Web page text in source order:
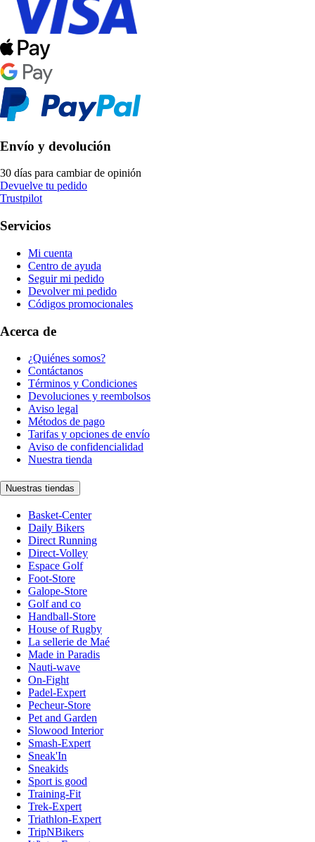
Envío y devolución
30 días para cambiar de opinión
Devuelve tu pedido
Trustpilot
Servicios
Mi cuenta
Centro de ayuda
Seguir mi pedido
Devolver mi pedido
Códigos promocionales
Acerca de
¿Quiénes somos?
Contáctanos
Términos y Condiciones
Devoluciones y reembolsos
Aviso legal
Métodos de pago
Tarifas y opciones de envío
Aviso de confidencialidad
Nuestra tienda
Nuestras tiendas
Basket-Center
Daily Bikers
Direct Running
Direct-Volley
Espace Golf
Foot-Store
Galope-Store
Golf and co
Handball-Store
House of Rugby
La sellerie de Maé
Made in Paradis
Nauti-wave
On-Fight
Padel-Expert
Pecheur-Store
Pet and Garden
Slowood Interior
Smash-Expert
Sneak'In
Sneakids
Sport is good
Training-Fit
Trek-Expert
Triathlon-Expert
TripNBikers